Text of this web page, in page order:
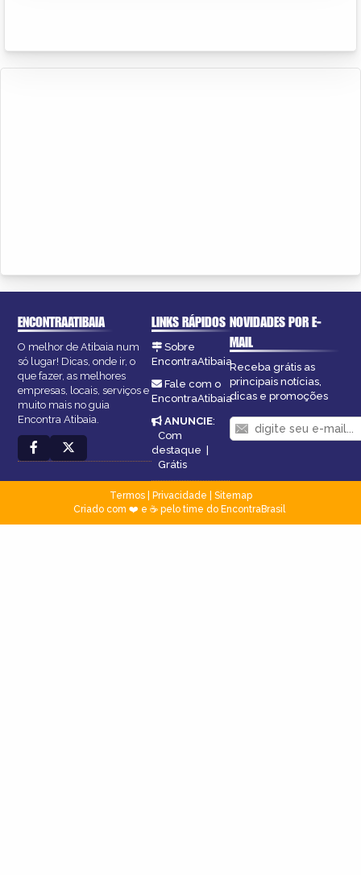
ENCONTRAATIBAIA
O melhor de Atibaia num
só lugar! Dicas, onde ir, o
que fazer, as melhores
empresas, locais, serviços e
muito mais no guia
Encontra Atibaia.
LINKS RÁPIDOS
Sobre
EncontraAtibaia
Fale com o
EncontraAtibaia
ANUNCIE:
Com
destaque |
Grátis
NOVIDADES POR E-
MAIL
Receba grátis as
principais notícias,
dicas e promoções
Termos| Privacidade
Sitemap
Criado com ❤️ e ☕ pelo time do EncontraBrasil